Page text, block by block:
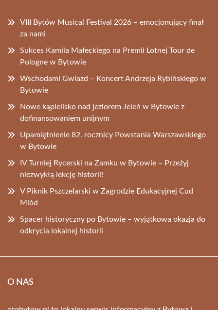
VIII Bytów Musical Festival 2026 – emocjonujący finał
za nami
Sukces Kamila Małeckiego na Premii Lotnej Tour de
Pologne w Bytowie
Wschodami Gwiazd – Koncert Andrzeja Rybińskiego w
Bytowie
Nowe kąpielisko nad jeziorem Jeleń w Bytowie z
dofinansowaniem unijnym
Upamiętnienie 82. rocznicy Powstania Warszawskiego
w Bytowie
IV Turniej Rycerski na Zamku w Bytowie – Przeżyj
niezwykłą lekcję historii!
V Piknik Pszczelarski w Zagrodzie Edukacyjnej Cud
Miód
Spacer historyczny po Bytowie – wyjątkowa okazja do
odkrycia lokalnej historii
O NAS